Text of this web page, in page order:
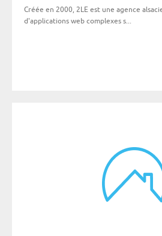
Créée en 2000, 2LE est une agence
d'applications web complexes s...